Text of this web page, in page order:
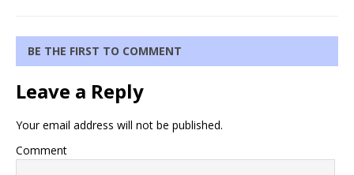
BE THE FIRST TO COMMENT
Leave a Reply
Your email address will not be published.
Comment